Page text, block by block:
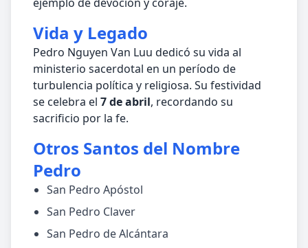
Vida y Legado
Pedro Nguyen Van Luu dedicó su vida al
ministerio sacerdotal en un período de
turbulencia política y religiosa. Su festividad
se celebra el 7 de abril, recordando su
sacrificio por la fe.
Otros Santos del Nombre
Pedro
San Pedro Apóstol
San Pedro Claver
San Pedro de Alcántara